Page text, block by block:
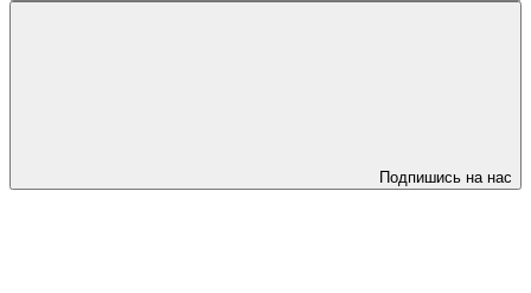
Подпишись на нас